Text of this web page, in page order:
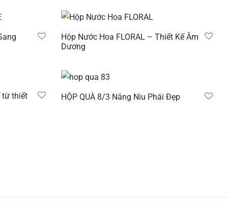
Hộp Nước Hoa FLORAL – Thiết Kế Âm
Dương
từ thiết
HỘP QUÀ 8/3 Nâng Niu Phái Đẹp